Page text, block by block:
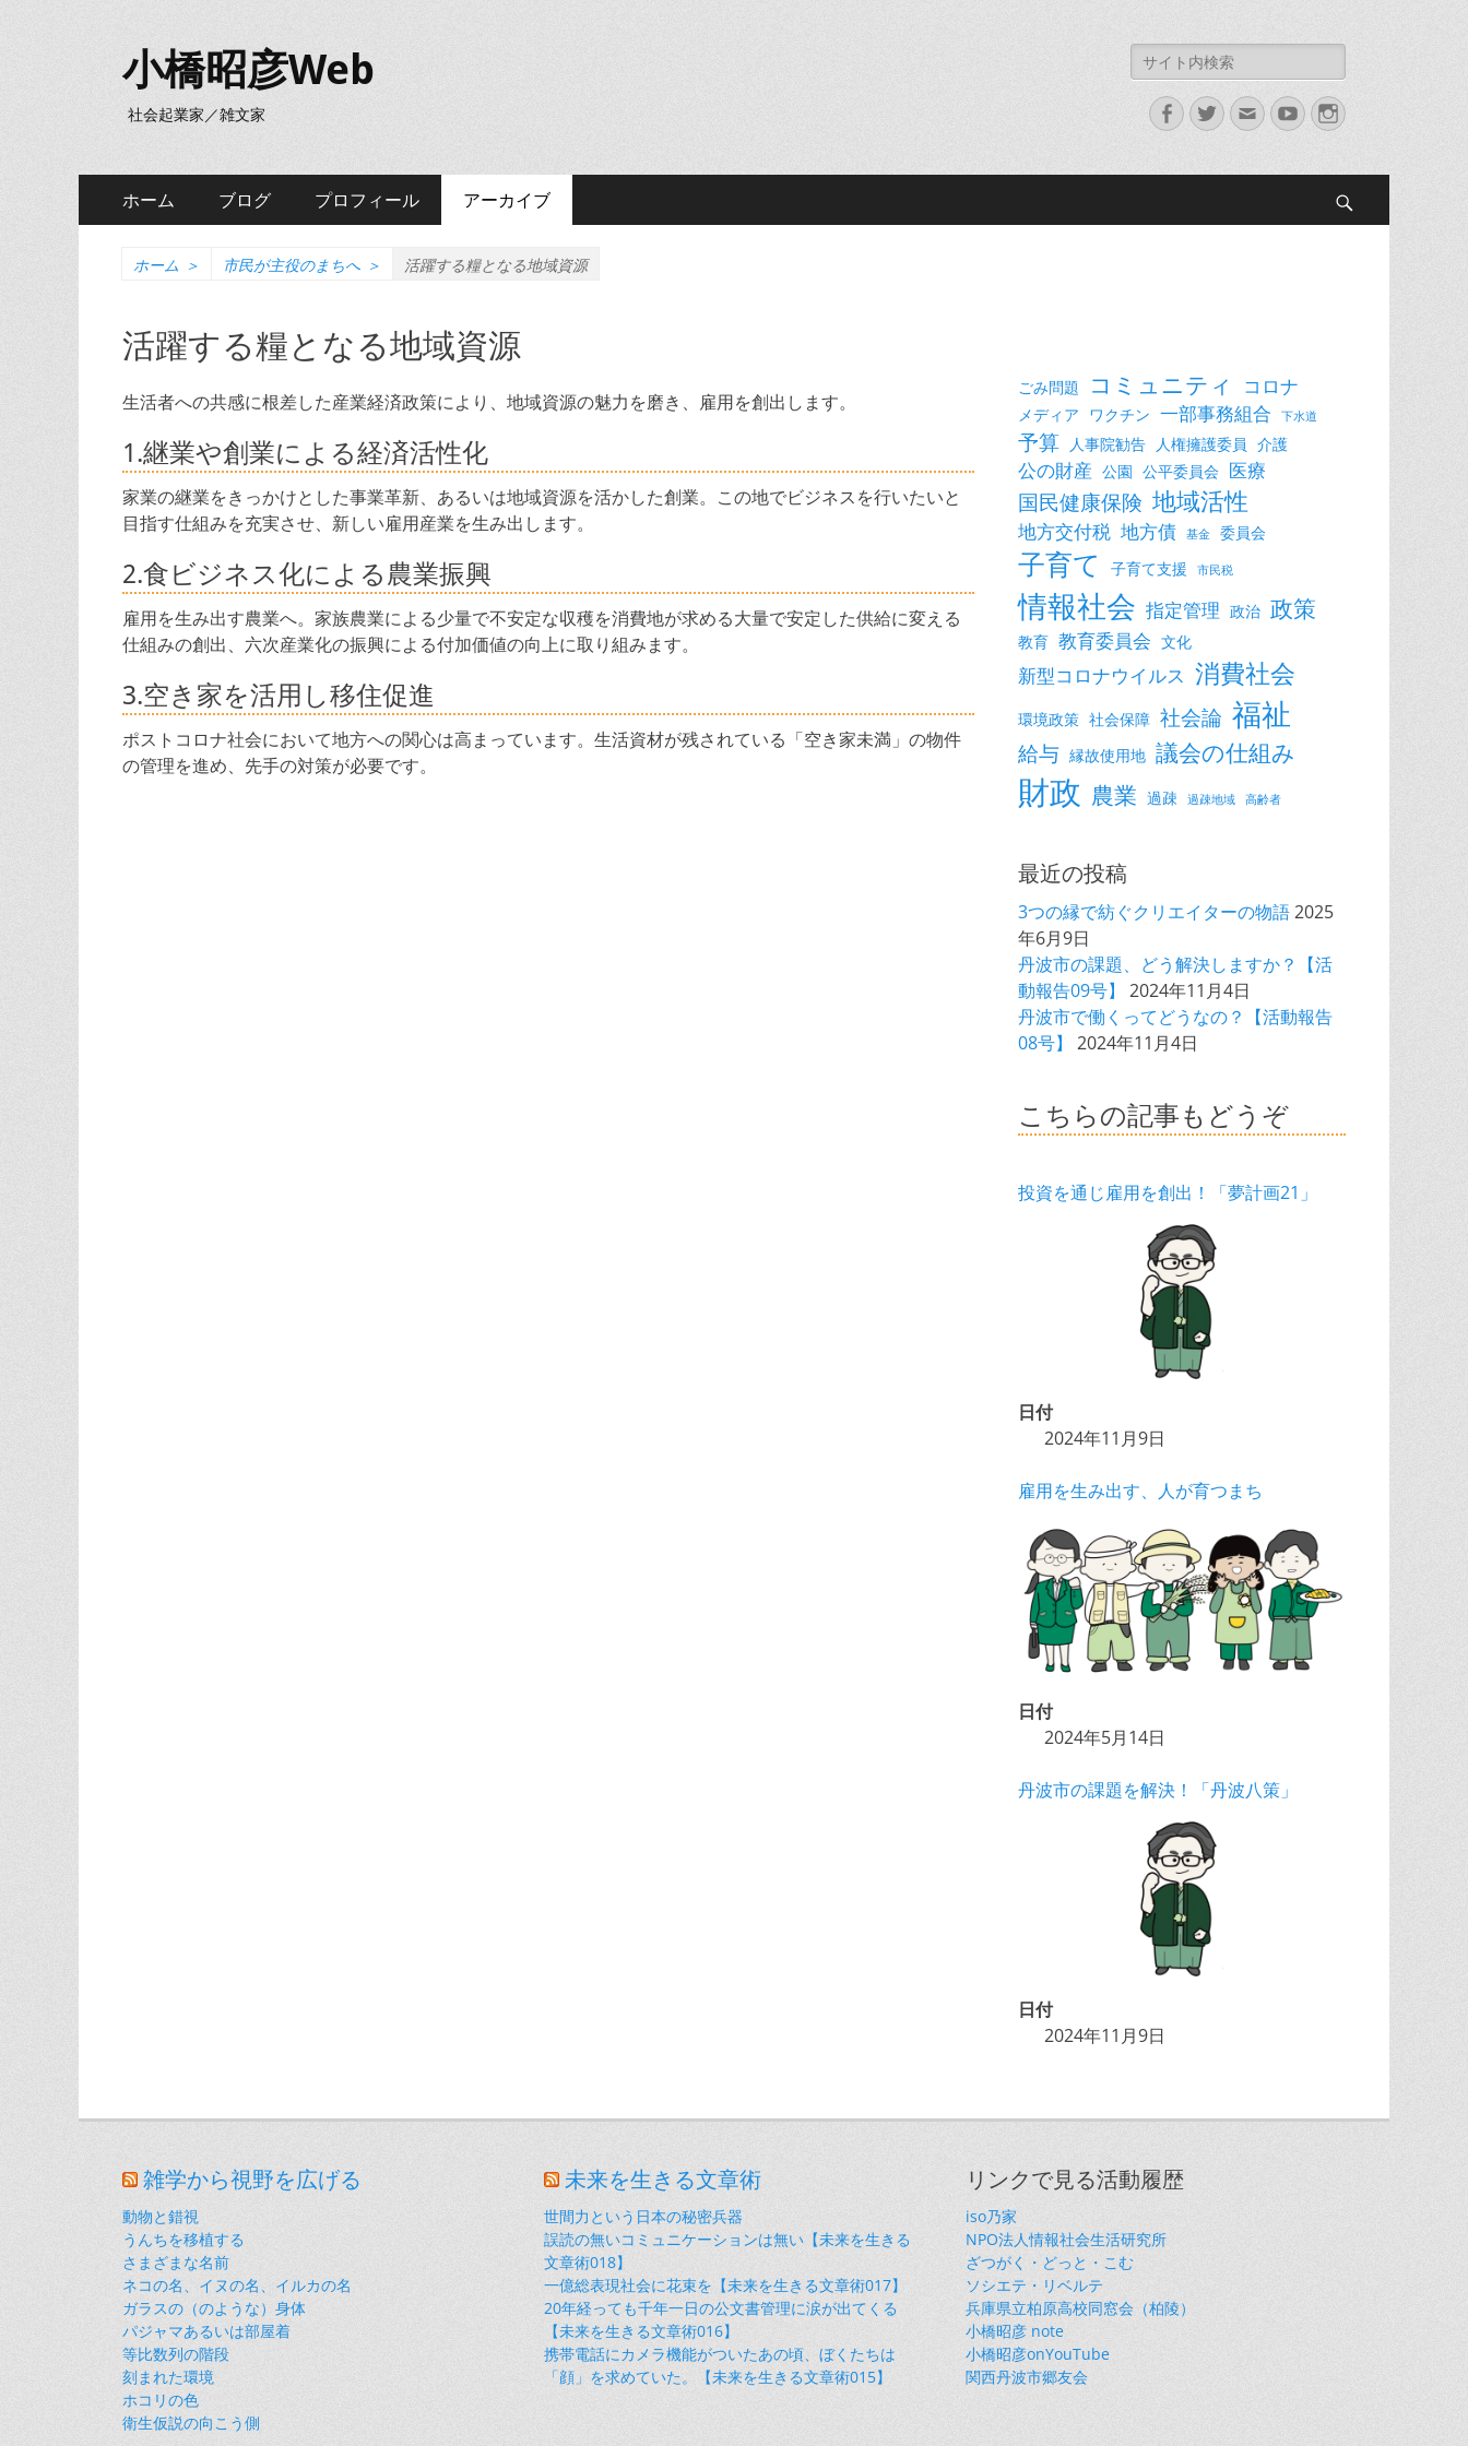
小橋昭彦Web
社会起業家／雑文家
検
索:
Facebook
Twitter
メ
ー
YouTubeInstagram
メ
イ
ニ
ュ
ホーム ブログ プロフィール アーカイブ
ホーム ＞ 市民が主役のまちへ ＞ 活躍する糧となる地域資源
活躍する糧となる地域資源
生活者への共感に根差した産業経済政策により、地域資源の魅力を磨き、雇用を創出します。
1.継業や創業による経済活性化
家業の継業をきっかけとした事業革新、あるいは地域資源を活かした創業。この地でビジネスを行いたいと
目指す仕組みを充実させ、新しい雇用産業を生み出します。
2.食ビジネス化による農業振興
雇用を生み出す農業へ。家族農業による少量で不安定な収穫を消費地が求める大量で安定した供給に変える
仕組みの創出、六次産業化の振興による付加価値の向上に取り組みます。
3.空き家を活用し移住促進
ポストコロナ社会において地方への関心は高まっています。生活資材が残されている「空き家未満」の物件
の管理を進め、先手の対策が必要です。
ごみ問題 コミュニティ コロナ
メディア ワクチン 一部事務組合 下水道
予算 人事院勧告 人権擁護委員 介護
公の財産 公園 公平委員会 医療
国民健康保険 地域活性
地方交付税 地方債 基金 委員会
子育て 子育て支援 市民税
情報社会 指定管理 政治 政策
教育 教育委員会 文化
新型コロナウイルス 消費社会
環境政策 社会保障 社会論 福祉
給与 縁故使用地 議会の仕組み
財政 農業 過疎 過疎地域 高齢者
最近の投稿
3つの縁で紡ぐクリエイターの物語2025
年6月9日
丹波市の課題、どう解決しますか？【活
動報告09号】
2024年11月4日
丹波市で働くってどうなの？【活動報告
08号】
2024年11月4日
こちらの記事もどうぞ
投資を通じ雇用を創出！「夢計画21」
日付
2024年11月9日
雇用を生み出す、人が育つまち
日付
2024年5月14日
丹波市の課題を解決！「丹波八策」
日付
2024年11月9日
雑学から視野を広げる
動物と錯視
うんちを移植する
さまざまな名前
ネコの名、イヌの名、イルカの名
ガラスの（のような）身体
パジャマあるいは部屋着
等比数列の階段
刻まれた環境
ホコリの色
衛生仮説の向こう側
未来を生きる文章術
世間力という日本の秘密兵器
誤読の無いコミュニケーションは無い【未来を生きる
文章術018】
一億総表現社会に花束を【未来を生きる文章術017】
20年経っても千年一日の公文書管理に涙が出てくる
【未来を生きる文章術016】
携帯電話にカメラ機能がついたあの頃、ぼくたちは
「顔」を求めていた。【未来を生きる文章術015】
リンクで見る活動履歴
iso乃家
NPO法人情報社会生活研究所
ざつがく・どっと・こむ
ソシエテ・リベルテ
兵庫県立柏原高校同窓会（柏陵）
小橋昭彦 note
小橋昭彦onYouTube
関西丹波市郷友会